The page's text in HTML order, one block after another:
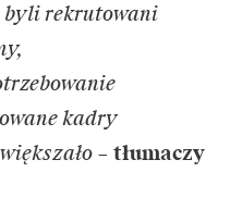
byli rekrutowani
kadry
– tłumaczy